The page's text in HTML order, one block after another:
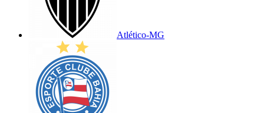
Atlético-MG